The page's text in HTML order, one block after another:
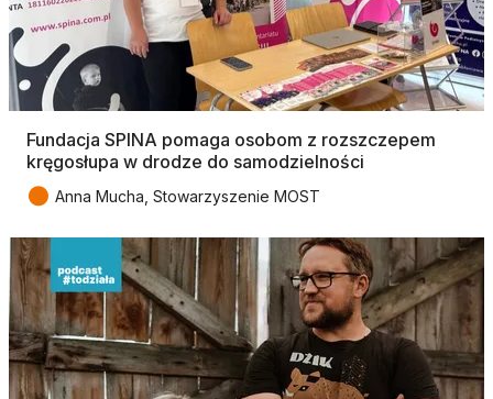
Fundacja SPINA pomaga osobom z rozszczepem
kręgosłupa w drodze do samodzielności
● Anna Mucha, Stowarzyszenie MOST